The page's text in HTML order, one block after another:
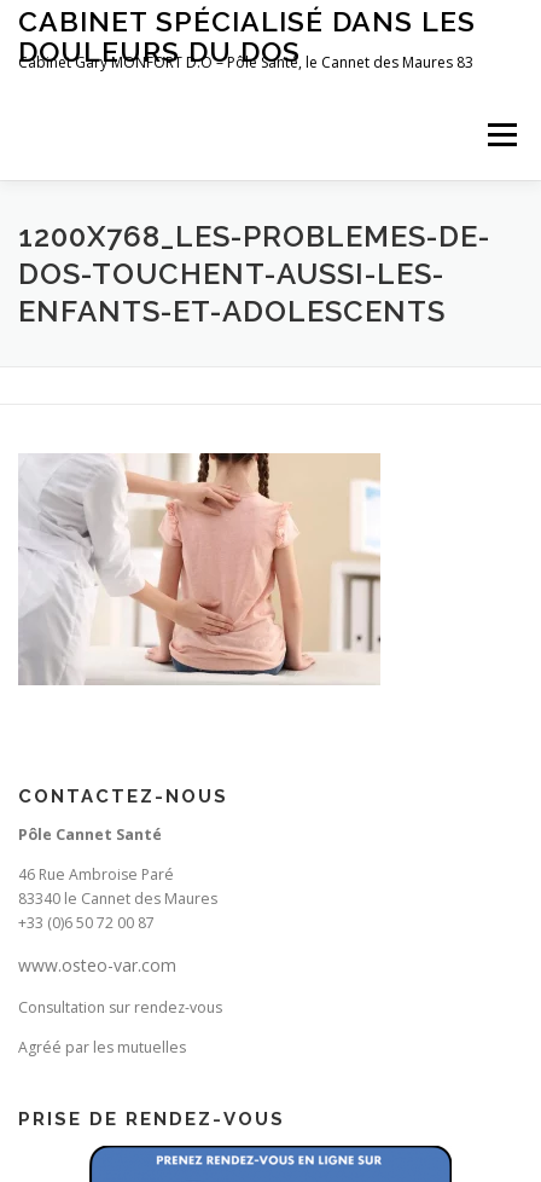
Aller
contenu
CABINET SPÉCIALISÉ DANS LES
DOULEURS DU DOS
Cabinet Gary MONFORT D.O – Pôle Santé, le Cannet des Maures 83
Menu
LE CABINET OSTÉOPATHIE POSTUROLOGIE
PRÉFÉRENCES MOTRICES PRENDRE RDV
1200X768_LES-PROBLEMES-DE-
DOS-TOUCHENT-AUSSI-LES-
ENFANTS-ET-ADOLESCENTS
CONTACTEZ-NOUS
Pôle Cannet Santé
46 Rue Ambroise Paré
83340 le Cannet des Maures
+33 (0)6 50 72 00 87
www.osteo-var.com
Consultation sur rendez-vous
Agréé par les mutuelles
PRISE DE RENDEZ-VOUS